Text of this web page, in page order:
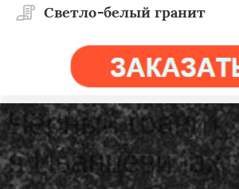
Светло-белый гранит